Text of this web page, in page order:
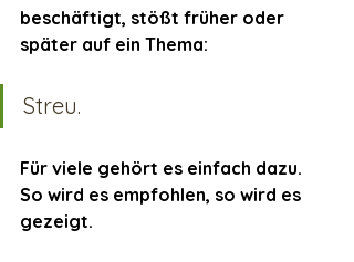
beschäftigt, stößt früher oder
später auf ein Thema:
Streu.
Für viele gehört es einfach dazu.
So wird es empfohlen, so wird es
gezeigt.